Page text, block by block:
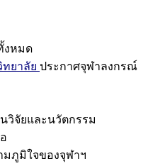
งหมด
ยาลัย ประกาศจุฬาลงกรณ์
วิจัยและนวัตกรรม
มภูมิใจของจุฬาฯ